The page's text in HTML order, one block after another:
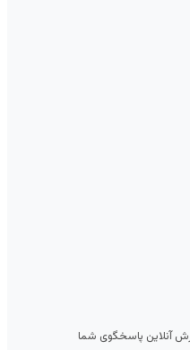
آنلاین پاسخگوی شما